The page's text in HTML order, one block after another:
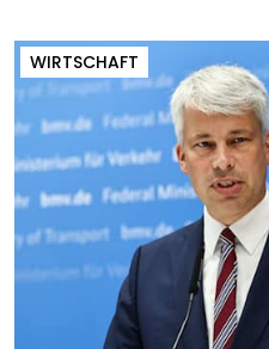
WIRTSCHAFT